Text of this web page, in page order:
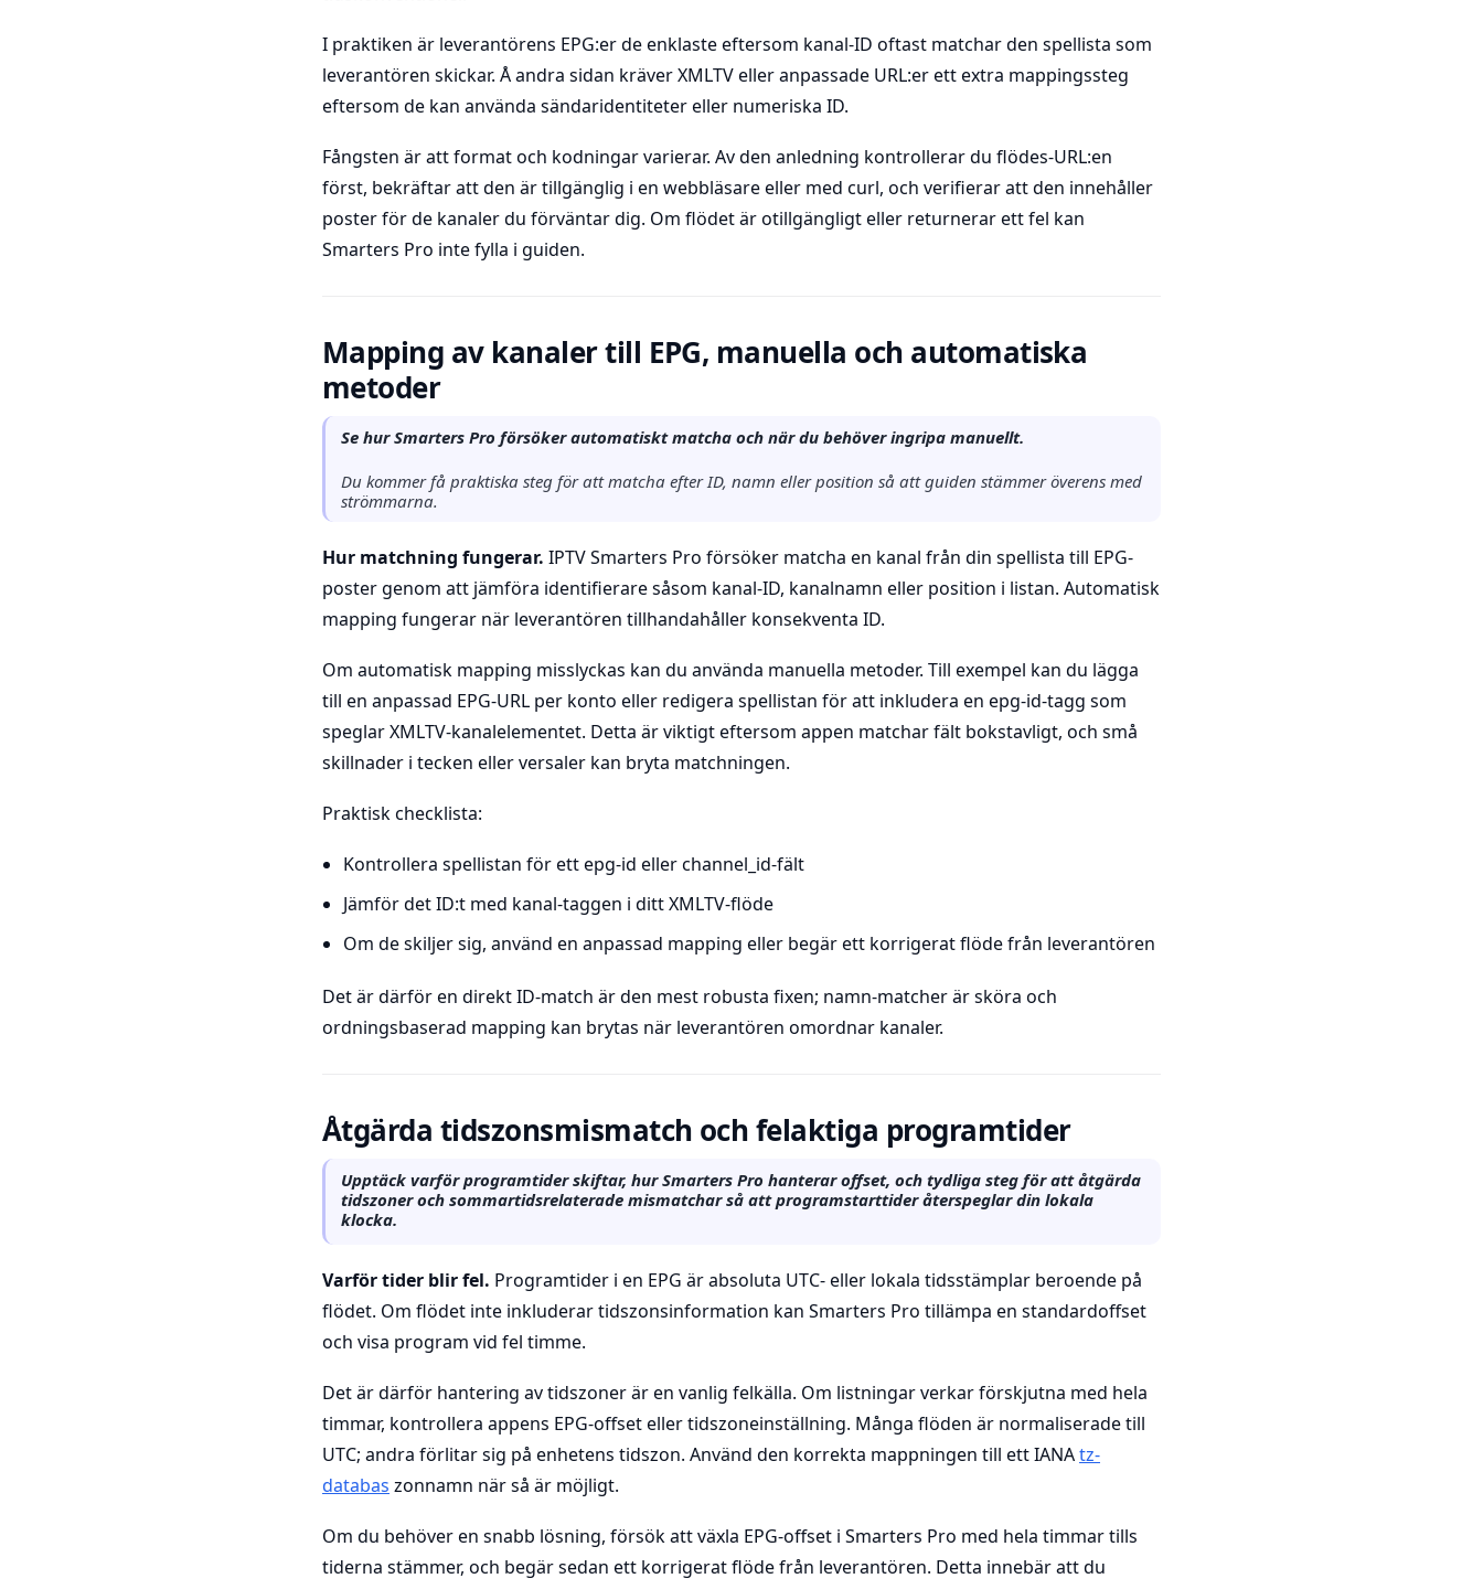
I praktiken är leverantörens EPG:er de enklaste eftersom kanal-ID oftast matchar den spellista som
leverantören skickar. Å andra sidan kräver XMLTV eller anpassade URL:er ett extra mappingssteg
eftersom de kan använda sändaridentiteter eller numeriska ID.
Fångsten är att format och kodningar varierar. Av den anledning kontrollerar du flödes-URL:en
först, bekräftar att den är tillgänglig i en webbläsare eller med curl, och verifierar att den innehåller
poster för de kanaler du förväntar dig. Om flödet är otillgängligt eller returnerar ett fel kan
Smarters Pro inte fylla i guiden.
Mapping av kanaler till EPG, manuella och automatiska
metoder
Se hur Smarters Pro försöker automatiskt matcha och när du behöver ingripa manuellt.
Du kommer få praktiska steg för att matcha efter ID, namn eller position så att guiden stämmer överens med
strömmarna.
Hur matchning fungerar. IPTV Smarters Pro försöker matcha en kanal från din spellista till EPG-
poster genom att jämföra identifierare såsom kanal-ID, kanalnamn eller position i listan. Automatisk
mapping fungerar när leverantören tillhandahåller konsekventa ID.
Om automatisk mapping misslyckas kan du använda manuella metoder. Till exempel kan du lägga
till en anpassad EPG-URL per konto eller redigera spellistan för att inkludera en epg-id-tagg som
speglar XMLTV-kanalelementet. Detta är viktigt eftersom appen matchar fält bokstavligt, och små
skillnader i tecken eller versaler kan bryta matchningen.
Praktisk checklista:
Kontrollera spellistan för ett epg-id eller channel_id-fält
Jämför det ID:t med kanal-taggen i ditt XMLTV-flöde
Om de skiljer sig, använd en anpassad mapping eller begär ett korrigerat flöde från leverantören
Det är därför en direkt ID-match är den mest robusta fixen; namn-matcher är sköra och
ordningsbaserad mapping kan brytas när leverantören omordnar kanaler.
Åtgärda tidszonsmismatch och felaktiga programtider
Upptäck varför programtider skiftar, hur Smarters Pro hanterar offset, och tydliga steg för att åtgärda
tidszoner och sommartidsrelaterade mismatchar så att programstarttider återspeglar din lokala
klocka.
Varför tider blir fel. Programtider i en EPG är absoluta UTC- eller lokala tidsstämplar beroende på
flödet. Om flödet inte inkluderar tidszonsinformation kan Smarters Pro tillämpa en standardoffset
och visa program vid fel timme.
Det är därför hantering av tidszoner är en vanlig felkälla. Om listningar verkar förskjutna med hela
timmar, kontrollera appens EPG-offset eller tidszoneinställning. Många flöden är normaliserade till
UTC; andra förlitar sig på enhetens tidszon. Använd den korrekta mappningen till ett IANAtz-
databas zonnamn när så är möjligt.
Om du behöver en snabb lösning, försök att växla EPG-offset i Smarters Pro med hela timmar tills
tiderna stämmer, och begär sedan ett korrigerat flöde från leverantören. Detta innebär att du